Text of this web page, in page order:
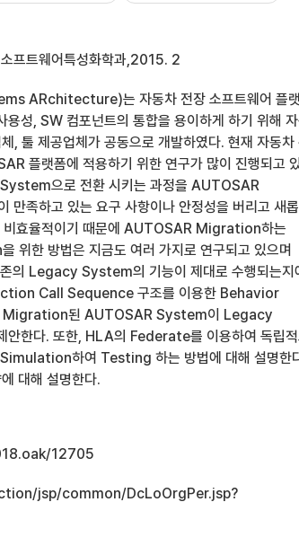
프트웨어특성화학과,2015. 2
ARchitecture)는 자동차 전장 소프트웨어 플
성, SW 컴포넌트의 통합을 용이하게 하기 위해
, 툴 제공업체가 공동으로 개발하였다. 현재 자동차
플랫폼에 적용하기 위한 연구가 많이 진행되고
으로 전환 시키는 과정을 AUTOSAR
하고 있는 요구 사항이나 안정성을 버리고 새롭
비효율적이기 때문에 AUTOSAR Migration하는
한 방법은 지금도 여러 가지로 연구되고 있으며
Legacy System의 기능이 제대로 수행되는지
Call Sequence 구조를 이용한 Behavior
Migration된 AUTOSAR System이 Legacy
안한다. 또한, HLA의 Federate를 이용하여 독립
하여 Testing 하는 방법에 대해 설명한
대해 설명한다.
12705
jsp/common/DcLoOrgPer.jsp?